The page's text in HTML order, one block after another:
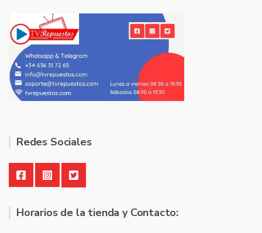
Redes Sociales
Horarios de la tienda y Contacto: